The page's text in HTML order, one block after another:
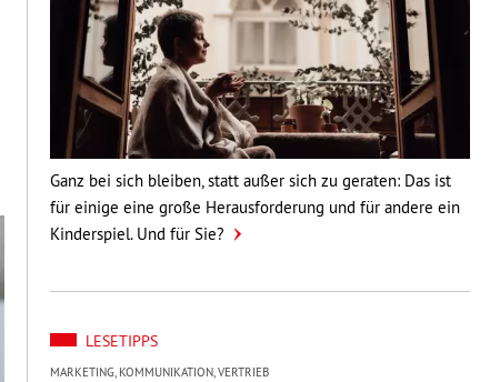
Ganz bei sich bleiben, statt außer sich zu geraten: Das ist
für einige eine große Herausforderung und für andere ein
Kinderspiel. Und für Sie?
LESETIPPS
MARKETING, KOMMUNIKATION, VERTRIEB